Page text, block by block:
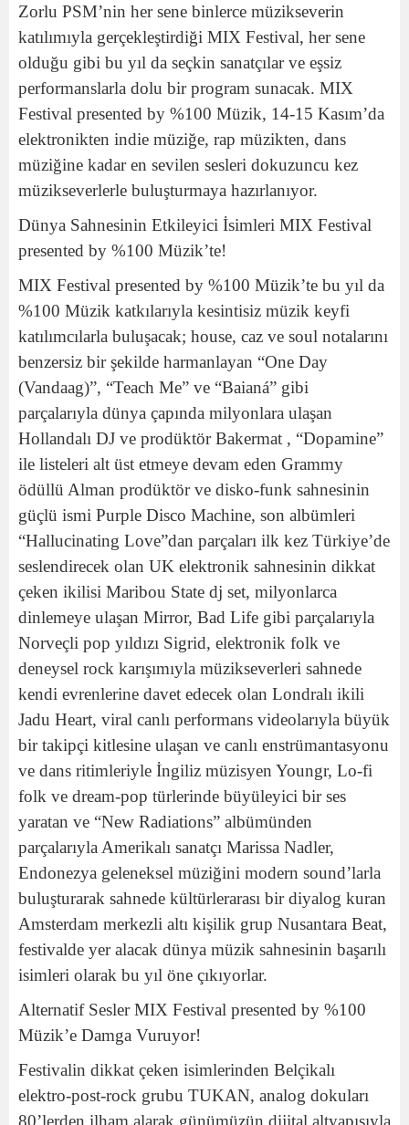
Zorlu PSM’nin her sene binlerce müzikseverin
katılımıyla gerçekleştirdiği MIX Festival, her sene
olduğu gibi bu yıl da seçkin sanatçılar ve eşsiz
performanslarla dolu bir program sunacak. MIX
Festival presented by %100 Müzik, 14-15 Kasım’da
elektronikten indie müziğe, rap müzikten, dans
müziğine kadar en sevilen sesleri dokuzuncu kez
müzikseverlerle buluşturmaya hazırlanıyor.
Dünya Sahnesinin Etkileyici İsimleri MIX Festival
presented by %100 Müzik’te!
MIX Festival presented by %100 Müzik’te bu yıl da
%100 Müzik katkılarıyla kesintisiz müzik keyfi
katılımcılarla buluşacak; house, caz ve soul notalarını
benzersiz bir şekilde harmanlayan “One Day
(Vandaag)”, “Teach Me” ve “Baianá” gibi
parçalarıyla dünya çapında milyonlara ulaşan
Hollandalı DJ ve prodüktör Bakermat , “Dopamine”
ile listeleri alt üst etmeye devam eden Grammy
ödüllü Alman prodüktör ve disko-funk sahnesinin
güçlü ismi Purple Disco Machine, son albümleri
“Hallucinating Love”dan parçaları ilk kez Türkiye’de
seslendirecek olan UK elektronik sahnesinin dikkat
çeken ikilisi Maribou State dj set, milyonlarca
dinlemeye ulaşan Mirror, Bad Life gibi parçalarıyla
Norveçli pop yıldızı Sigrid, elektronik folk ve
deneysel rock karışımıyla müzikseverleri sahnede
kendi evrenlerine davet edecek olan Londralı ikili
Jadu Heart, viral canlı performans videolarıyla büyük
bir takipçi kitlesine ulaşan ve canlı enstrümantasyonu
ve dans ritimleriyle İngiliz müzisyen Youngr, Lo-fi
folk ve dream-pop türlerinde büyüleyici bir ses
yaratan ve “New Radiations” albümünden
parçalarıyla Amerikalı sanatçı Marissa Nadler,
Endonezya geleneksel müziğini modern sound’larla
buluşturarak sahnede kültürlerarası bir diyalog kuran
Amsterdam merkezli altı kişilik grup Nusantara Beat,
festivalde yer alacak dünya müzik sahnesinin başarılı
isimleri olarak bu yıl öne çıkıyorlar.
Alternatif Sesler MIX Festival presented by %100
Müzik’e Damga Vuruyor!
Festivalin dikkat çeken isimlerinden Belçikalı
elektro-post-rock grubu TUKAN, analog dokuları
80’lerden ilham alarak günümüzün dijital altyapısıyla